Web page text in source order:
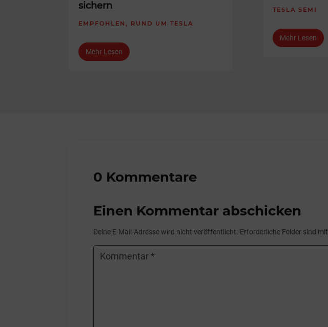
sichern
EMPFOHLEN , RUND UM TESLA
Mehr Lesen
TESLA SEMI
Mehr Lesen
0 Kommentare
Einen Kommentar abschicken
Deine E-Mail-Adresse wird nicht veröffentlicht. Erforderliche Felder sind mit